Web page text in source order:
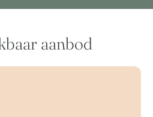
aanbod